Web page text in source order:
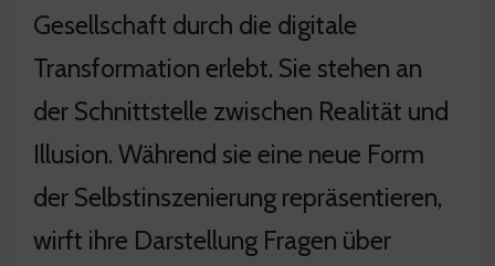
Gesellschaft durch die digitale
Transformation erlebt. Sie stehen an
der Schnittstelle zwischen Realität und
Illusion. Während sie eine neue Form
der Selbstinszenierung repräsentieren,
wirft ihre Darstellung Fragen über